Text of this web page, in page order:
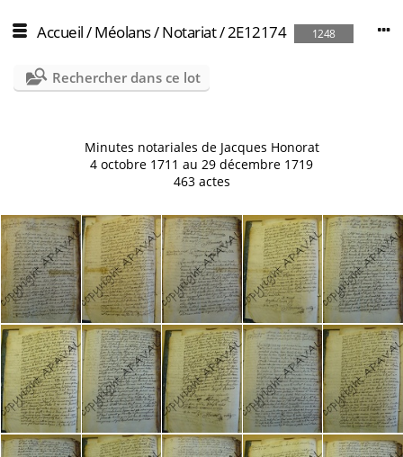
Accueil/Méolans/Notariat/2E12174 1248
Rechercher dans ce lot
Minutes notariales de Jacques Honorat
4 octobre 1711 au 29 décembre 1719
463 actes